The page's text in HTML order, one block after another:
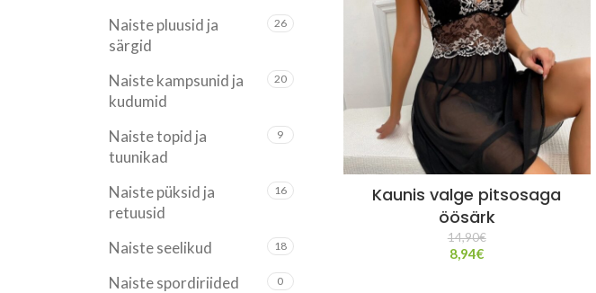
Naiste pluusid ja
särgid
26
Naiste kampsunid ja
kudumid
20
Naiste topid ja
tuunikad
9
Naiste püksid ja
retuusid
16
Naiste seelikud 18
Naiste spordiriided 0
Kaunis valge pitsosaga
öösärk
14,90€
8,94€